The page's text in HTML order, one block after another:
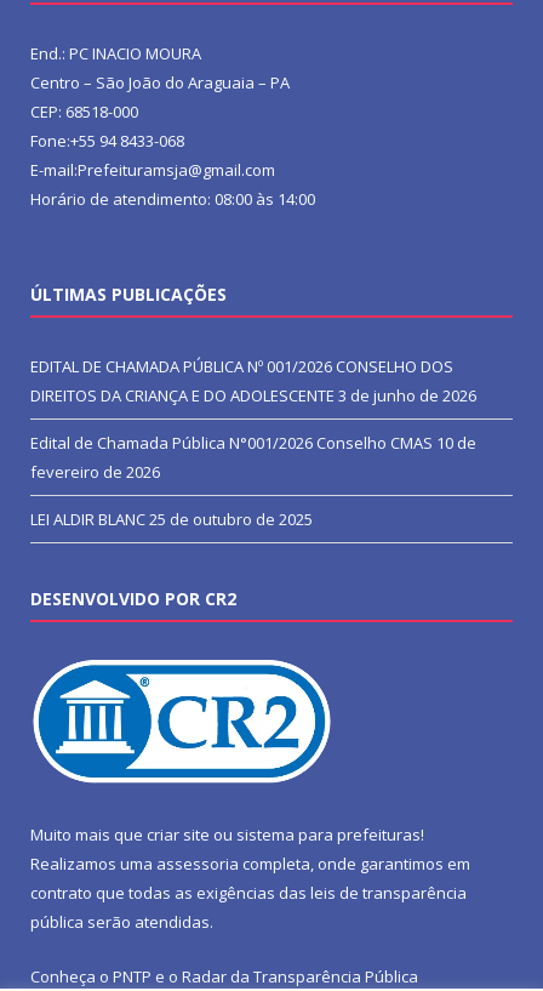
End.: PC INACIO MOURA
Centro – São João do Araguaia – PA
CEP: 68518-000
Fone:+55 94 8433-068
E-mail:Prefeituramsja@gmail.com
Horário de atendimento: 08:00 às 14:00
ÚLTIMAS PUBLICAÇÕES
EDITAL DE CHAMADA PÚBLICA Nº 001/2026 CONSELHO DOS
DIREITOS DA CRIANÇA E DO ADOLESCENTE 3 de junho de 2026
Edital de Chamada Pública N°001/2026 Conselho CMAS 10 de
fevereiro de 2026
LEI ALDIR BLANC25 de outubro de 2025
DESENVOLVIDO POR CR2
Muito mais que criar site ou sistema para prefeituras!
Realizamos uma assessoria completa, onde garantimos em
contrato que todas as exigências das leis de transparência
pública serão atendidas.
Conheça o PNTP e o Radar da Transparência Pública